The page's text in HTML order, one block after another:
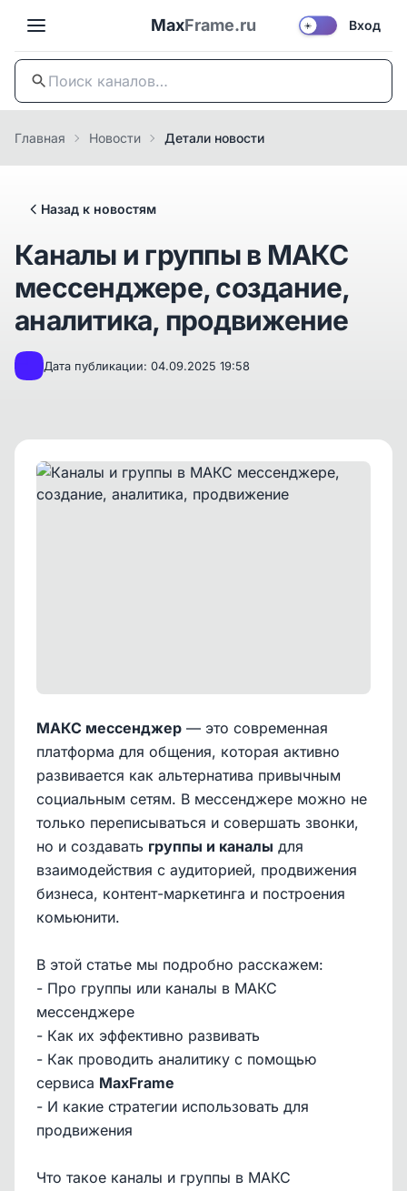
MaxFrame.ru ☀️ Вход
Главная Новости Детали новости
Назад к новостям
Каналы и группы в МАКС
мессенджере, создание,
аналитика, продвижение
Дата публикации: 04.09.2025 19:58
МАКС мессенджер — это современная
платформа для общения, которая активно
развивается как альтернатива привычным
социальным сетям. В мессенджере можно не
только переписываться и совершать звонки,
но и создавать группы и каналы для
взаимодействия с аудиторией, продвижения
бизнеса, контент-маркетинга и построения
комьюнити.
В этой статье мы подробно расскажем:
- Про группы или каналы в МАКС
мессенджере
- Как их эффективно развивать
- Как проводить аналитику с помощью
сервиса MaxFrame
- И какие стратегии использовать для
продвижения
Что такое каналы и группы в МАКС